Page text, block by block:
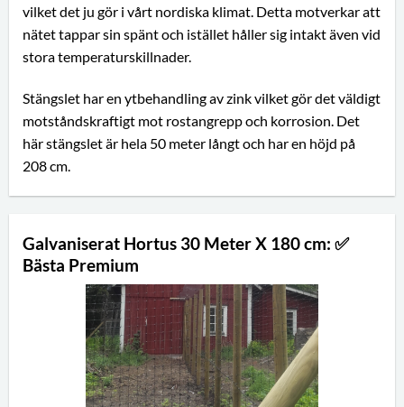
vilket det ju gör i vårt nordiska klimat. Detta motverkar att
nätet tappar sin spänt och istället håller sig intakt även vid
stora temperaturskillnader.
Stängslet har en ytbehandling av zink vilket gör det väldigt
motståndskraftigt mot rostangrepp och korrosion. Det
här stängslet är hela 50 meter långt och har en höjd på
208 cm.
Galvaniserat Hortus 30 Meter X 180 cm: ✅
Bästa Premium